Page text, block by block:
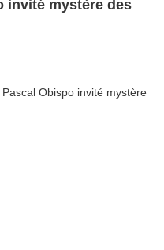
invité mystère des